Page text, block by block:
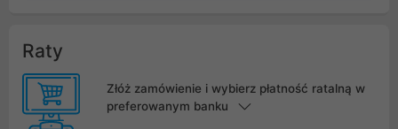
Raty
Złóż zamówienie i wybierz płatność ratalną w
preferowanym banku